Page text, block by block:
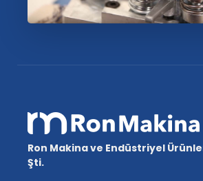
Ron Makina ve Endüstriyel
Şti.